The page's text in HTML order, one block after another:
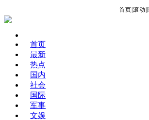
首页 滚动
首页
最新
热点
国内
社会
国际
军事
文娱